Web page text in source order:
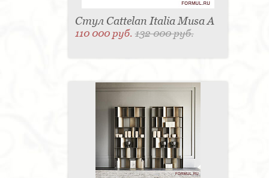
Стул Cattelan Italia Musa A
110 000 руб.132 000 руб.